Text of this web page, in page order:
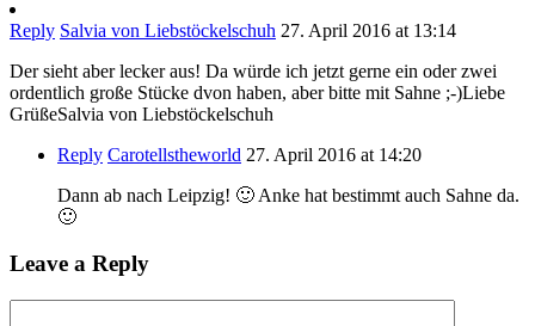
Reply Salvia von Liebstöckelschuh 27. April 2016 at 13:14
Der sieht aber lecker aus! Da würde ich jetzt gerne ein oder zwei
ordentlich große Stücke dvon haben, aber bitte mit Sahne ;-)Liebe
GrüßeSalvia von Liebstöckelschuh
Reply Carotellstheworld 27. April 2016 at 14:20
Dann ab nach Leipzig! 🙂 Anke hat bestimmt auch Sahne da.
🙂
Leave a Reply